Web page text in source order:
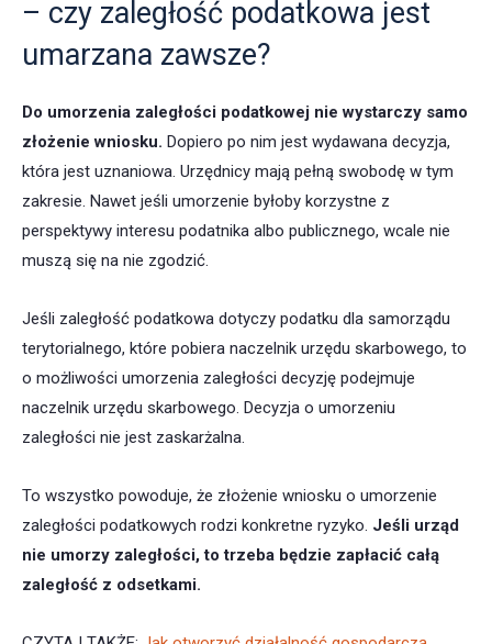
– czy zaległość podatkowa jest
umarzana zawsze?
Do umorzenia zaległości podatkowej nie wystarczy samo
złożenie wniosku. Dopiero po nim jest wydawana decyzja,
która jest uznaniowa. Urzędnicy mają pełną swobodę w tym
zakresie. Nawet jeśli umorzenie byłoby korzystne z
perspektywy interesu podatnika albo publicznego, wcale nie
muszą się na nie zgodzić.
Jeśli zaległość podatkowa dotyczy podatku dla samorządu
terytorialnego, które pobiera naczelnik urzędu skarbowego, to
o możliwości umorzenia zaległości decyzję podejmuje
naczelnik urzędu skarbowego. Decyzja o umorzeniu
zaległości nie jest zaskarżalna.
To wszystko powoduje, że złożenie wniosku o umorzenie
zaległości podatkowych rodzi konkretne ryzyko. Jeśli urząd
nie umorzy zaległości, to trzeba będzie zapłacić całą
zaległość z odsetkami.